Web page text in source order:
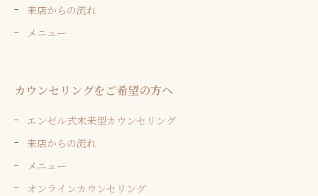
来店からの流れ
メニュー
カウンセリングをご希望の方へ
エンゼル式未来型カウンセリング
来店からの流れ
メニュー
オンラインカウンセリング